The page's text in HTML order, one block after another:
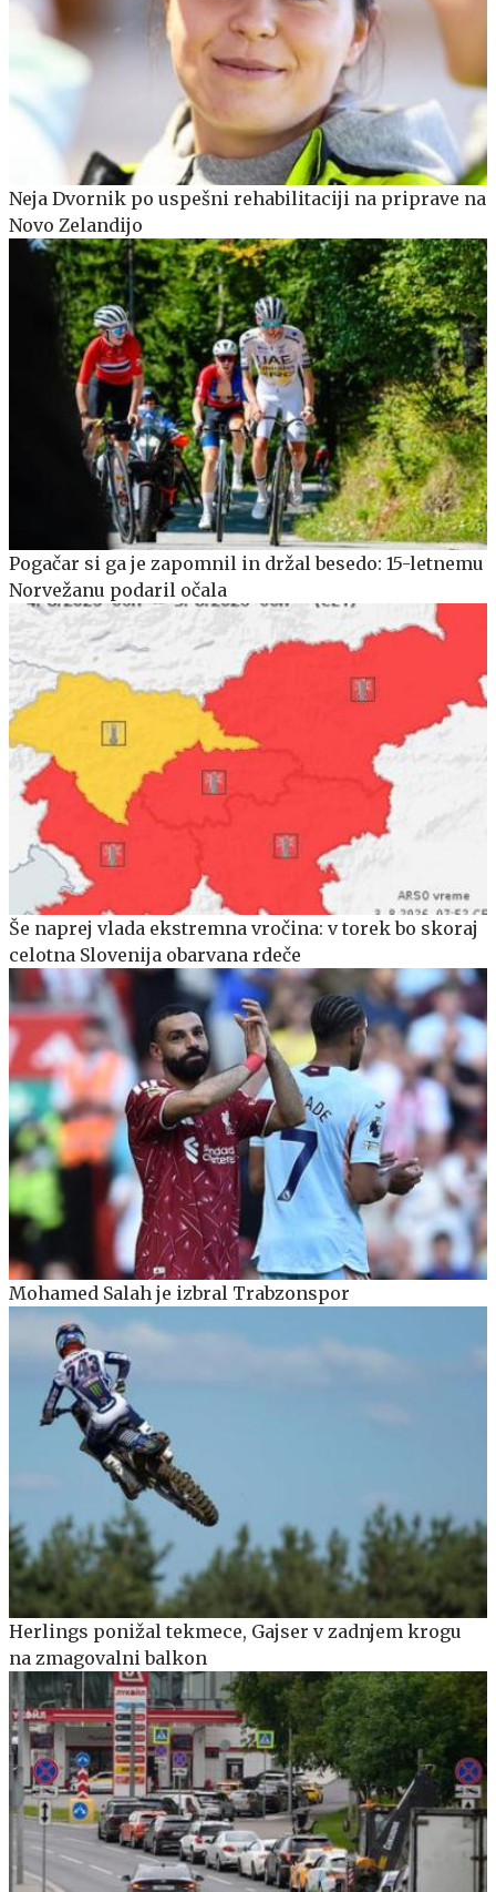
Neja Dvornik po uspešni rehabilitaciji na priprave na
Novo Zelandijo
Pogačar si ga je zapomnil in držal besedo: 15-letnemu
Norvežanu podaril očala
Še naprej vlada ekstremna vročina: v torek bo skoraj
celotna Slovenija obarvana rdeče
Mohamed Salah je izbral Trabzonspor
Herlings ponižal tekmece, Gajser v zadnjem krogu
na zmagovalni balkon